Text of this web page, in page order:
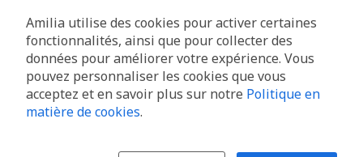
Amilia utilise des cookies pour activer certaines
fonctionnalités, ainsi que pour collecter des
données pour améliorer votre expérience. Vous
pouvez personnaliser les cookies que vous
acceptez et en savoir plus sur notre Politique en
matière de cookies.